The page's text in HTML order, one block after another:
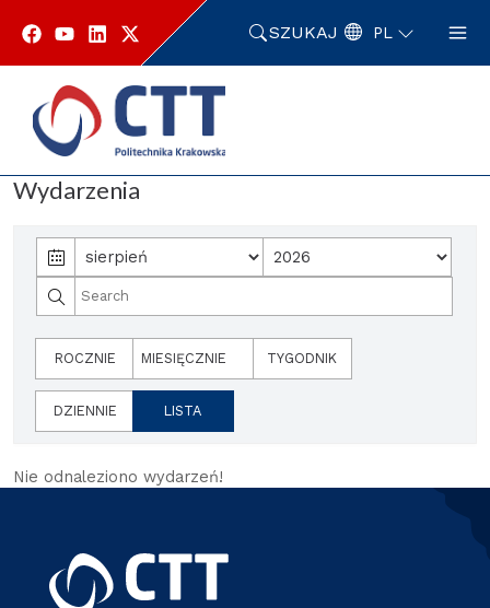
SZUKAJ PL
Strona główna Wydarzenia
Wydarzenia
ROCZNIE MIESIĘCZNIE TYGODNIK
DZIENNIE LISTA
Nie odnaleziono wydarzeń!